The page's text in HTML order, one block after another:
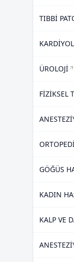
TIBBİ
ÜROLOJİ
FİZİKSEL
GÖĞÜS
KADIN
KALP VE